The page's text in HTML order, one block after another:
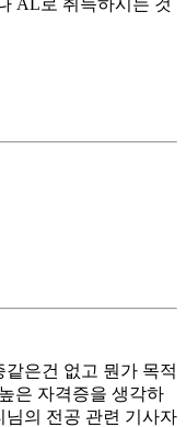
은건 없고 뭔가 목적
은 자격증을 생각하
의 전공 관련 기사자